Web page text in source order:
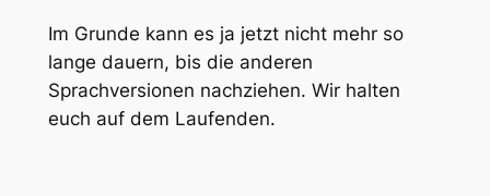
Im Grunde kann es ja jetzt nicht mehr so
lange dauern, bis die anderen
Sprachversionen nachziehen. Wir halten
euch auf dem Laufenden.